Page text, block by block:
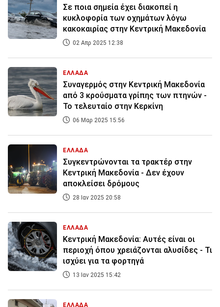
Σε ποια σημεία έχει διακοπεί η
κυκλοφορία των οχημάτων λόγω
κακοκαιρίας στην Κεντρική Μακεδονία
02 Απρ 2025 12:38
ΕΛΛΑΔΑ
Συναγερμός στην Κεντρική Μακεδονία
από 3 κρούσματα γρίπης των πτηνών -
Το τελευταίο στην Κερκίνη
06 Μαρ 2025 15:56
ΕΛΛΑΔΑ
Συγκεντρώνονται τα τρακτέρ στην
Κεντρική Μακεδονία - Δεν έχουν
αποκλείσει δρόμους
28 Ιαν 2025 20:58
ΕΛΛΑΔΑ
Κεντρική Μακεδονία: Αυτές είναι οι
περιοχή όπου χρειάζονται αλυσίδες - Τι
ισχύει για τα φορτηγά
13 Ιαν 2025 15:42
ΕΛΛΑΔΑ